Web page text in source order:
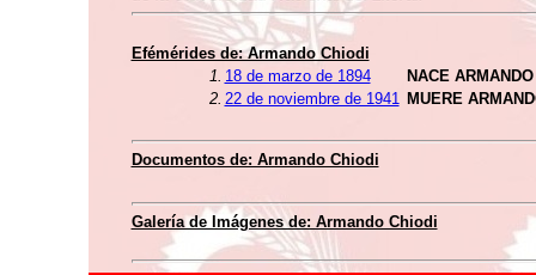
Efémérides de: Armando Chiodi
1. 18 de marzo de 1894
NACE
2. 22 de noviembre de 1941 MUERE
Documentos de: Armando Chiodi
Galería de Imágenes de: Armando Chiodi